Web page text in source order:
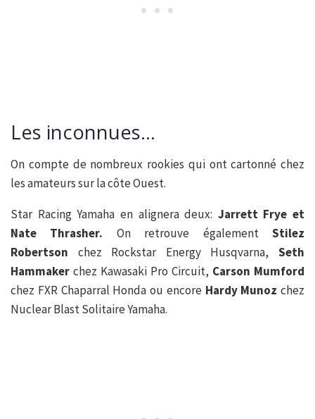
Les inconnues…
On compte de nombreux rookies qui ont cartonné chez
les amateurs sur la côte Ouest.
Star Racing Yamaha en alignera deux: Jarrett Frye et
Nate Thrasher. On retrouve égalementStilez
Robertson chez Rockstar Energy Husqvarna, Seth
Hammaker chez Kawasaki Pro Circuit, Carson Mumford
chez FXR Chaparral Honda ou encore Hardy Munoz chez
Nuclear Blast Solitaire Yamaha.